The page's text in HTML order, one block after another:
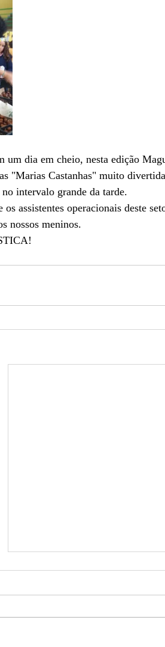
um dia em cheio, nesta edição
"Marias Castanhas" muito
no intervalo grande da tarde.
os assistentes operacionais deste
nossos meninos.